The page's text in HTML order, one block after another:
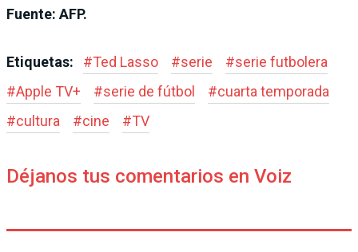
Fuente: AFP.
Etiquetas: #Ted Lasso #serie #serie futbolera
#Apple TV+ #serie de fútbol #cuarta temporada
#cultura #cine #TV
Déjanos tus comentarios en Voiz